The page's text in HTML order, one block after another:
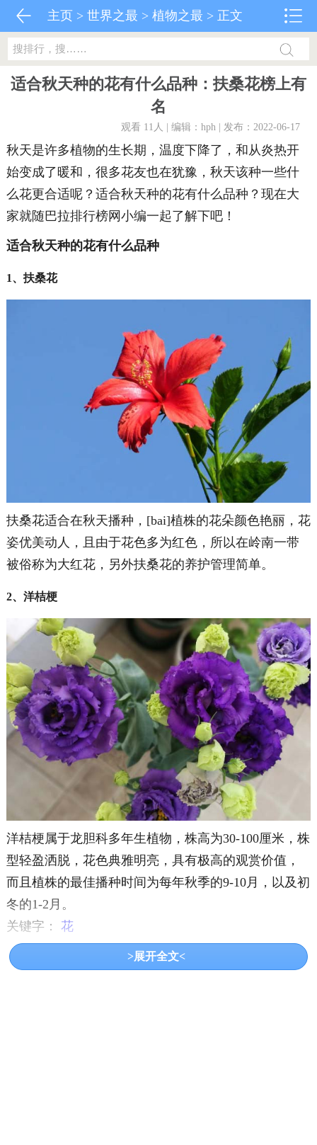
主页 >世界之最 >植物之最 > 正文
适合秋天种的花有什么品种：扶桑花榜上有
名
观看 11 人 | 编辑：hph | 发布：2022-06-17
秋天是许多植物的生长期，温度下降了，和从炎热开
始变成了暖和，很多花友也在犹豫，秋天该种一些什
么花更合适呢？适合秋天种的花有什么品种？现在大
家就随巴拉排行榜网小编一起了解下吧！
适合秋天种的花有什么品种
1、扶桑花
扶桑花适合在秋天播种，[bai]植株的花朵颜色艳丽，花
姿优美动人，且由于花色多为红色，所以在岭南一带
被俗称为大红花，另外扶桑花的养护管理简单。
2、洋桔梗
洋桔梗属于龙胆科多年生植物，株高为30-100厘米，株
型轻盈洒脱，花色典雅明亮，具有极高的观赏价值，
而且植株的最佳播种时间为每年秋季的9-10月，以及初
冬的1-2月。
关键字： 花
2 下一页
>展开全文<